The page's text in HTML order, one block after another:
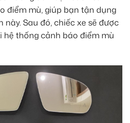
điểm mù, giúp bạn tận dụng
Sau đó, chiếc xe sẽ được
hệ thống cảnh báo điểm mù